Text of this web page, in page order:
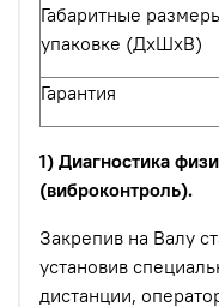
Габаритные
упаковке (ДхШхВ)
Гарантия
1) Диагностика
(виброконтроль).
Закрепив на Валу
установив
дистанции,